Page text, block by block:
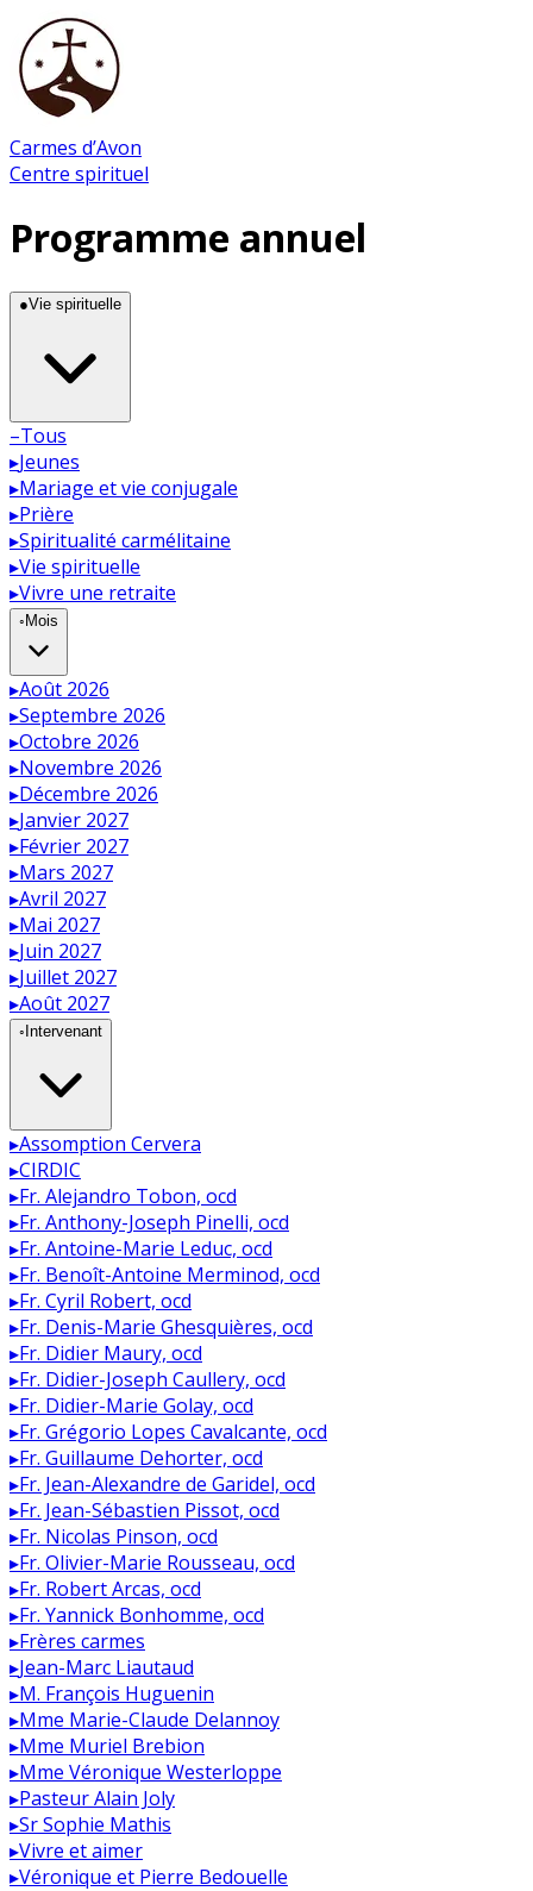
Carmes d’Avon
Centre spirituel
Programme annuel
●Vie spirituelle
–Tous
▸Jeunes
▸Mariage et vie conjugale
▸Prière
▸Spiritualité carmélitaine
▸Vie spirituelle
▸Vivre une retraite
◦ Mois
▸Août 2026
▸Septembre 2026
▸Octobre 2026
▸Novembre 2026
▸Décembre 2026
▸Janvier 2027
▸Février 2027
▸Mars 2027
▸Avril 2027
▸Mai 2027
▸Juin 2027
▸Juillet 2027
▸Août 2027
◦ Intervenant
▸Assomption Cervera
▸CIRDIC
▸Fr. Alejandro Tobon, ocd
▸Fr. Anthony-Joseph Pinelli, ocd
▸Fr. Antoine-Marie Leduc, ocd
▸Fr. Benoît-Antoine Merminod, ocd
▸Fr. Cyril Robert, ocd
▸Fr. Denis-Marie Ghesquières, ocd
▸Fr. Didier Maury, ocd
▸Fr. Didier-Joseph Caullery, ocd
▸Fr. Didier-Marie Golay, ocd
▸Fr. Grégorio Lopes Cavalcante, ocd
▸Fr. Guillaume Dehorter, ocd
▸Fr. Jean-Alexandre de Garidel, ocd
▸Fr. Jean-Sébastien Pissot, ocd
▸Fr. Nicolas Pinson, ocd
▸Fr. Olivier-Marie Rousseau, ocd
▸Fr. Robert Arcas, ocd
▸Fr. Yannick Bonhomme, ocd
▸Frères carmes
▸Jean-Marc Liautaud
▸M. François Huguenin
▸Mme Marie-Claude Delannoy
▸Mme Muriel Brebion
▸Mme Véronique Westerloppe
▸Pasteur Alain Joly
▸Sr Sophie Mathis
▸Vivre et aimer
▸Véronique et Pierre Bedouelle